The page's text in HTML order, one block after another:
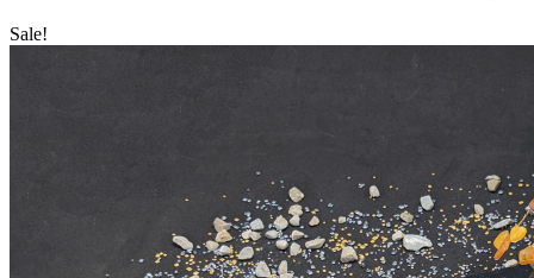
DSFZ Konzept
Öffnungszeiten
Sale!